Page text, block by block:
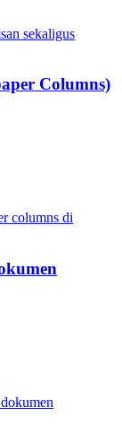
Columns)